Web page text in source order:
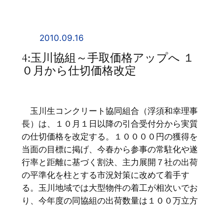
2010.09.16
4:玉川協組～手取価格アップへ １
０月から仕切価格改定
玉川生コンクリート協同組合（浮須和幸理事
長）は、１０月１日以降の引合受付分から実質
の仕切価格を改定する。１００００円の獲得を
当面の目標に掲げ、今春から参事の常駐化や遂
行率と距離に基づく割決、主力展開７社の出荷
の平準化を柱とする市況対策に改めて着手す
る。玉川地域では大型物件の着工が相次いでお
り、今年度の同協組の出荷数量は１００万立方